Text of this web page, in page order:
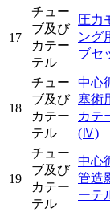
17
チュー
ブ及び
カテー
テル
圧力
ング
ブセ
18
チュー
ブ及び
カテー
テル
中心
塞術
カテ
(Ⅳ)
19
チュー
ブ及び
カテー
テル
中心
管造
ーテ